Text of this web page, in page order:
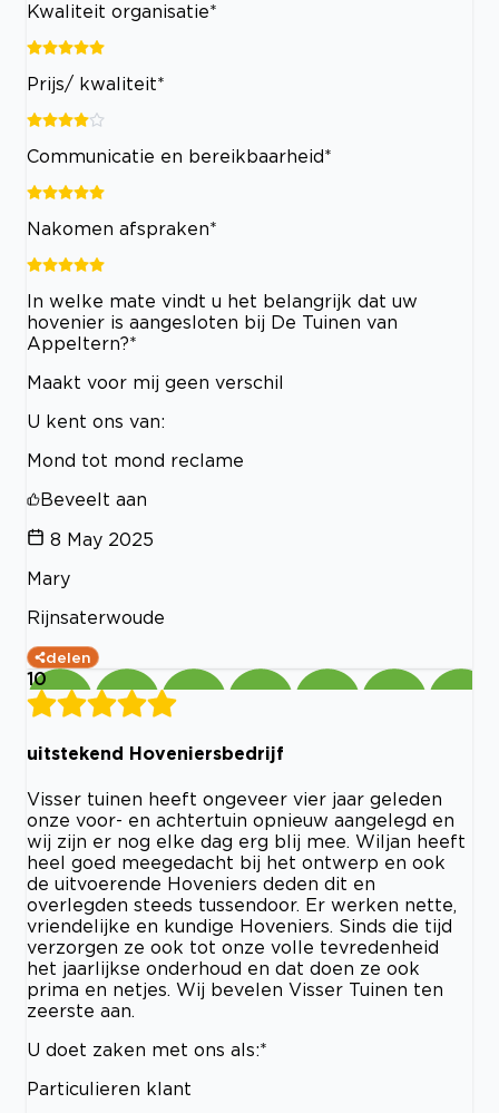
Kwaliteit organisatie*
Prijs/ kwaliteit*
Communicatie en bereikbaarheid*
Nakomen afspraken*
In welke mate vindt u het belangrijk dat uw
hovenier is aangesloten bij De Tuinen van
Appeltern?*
Maakt voor mij geen verschil
U kent ons van:
Mond tot mond reclame
Beveelt aan
8 May 2025
Mary
Rijnsaterwoude
delen
10
uitstekend Hoveniersbedrijf
Visser tuinen heeft ongeveer vier jaar geleden
onze voor- en achtertuin opnieuw aangelegd en
wij zijn er nog elke dag erg blij mee. Wiljan heeft
heel goed meegedacht bij het ontwerp en ook
de uitvoerende Hoveniers deden dit en
overlegden steeds tussendoor. Er werken nette,
vriendelijke en kundige Hoveniers. Sinds die tijd
verzorgen ze ook tot onze volle tevredenheid
het jaarlijkse onderhoud en dat doen ze ook
prima en netjes. Wij bevelen Visser Tuinen ten
zeerste aan.
U doet zaken met ons als:*
Particulieren klant